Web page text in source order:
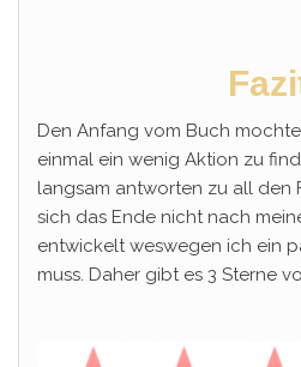
Den Anfang vom Buch
einmal ein wenig Aktion zu
langsam antworten zu all den
sich das Ende nicht nach
entwickelt weswegen ich ein
muss. Daher gibt es 3 Sterne